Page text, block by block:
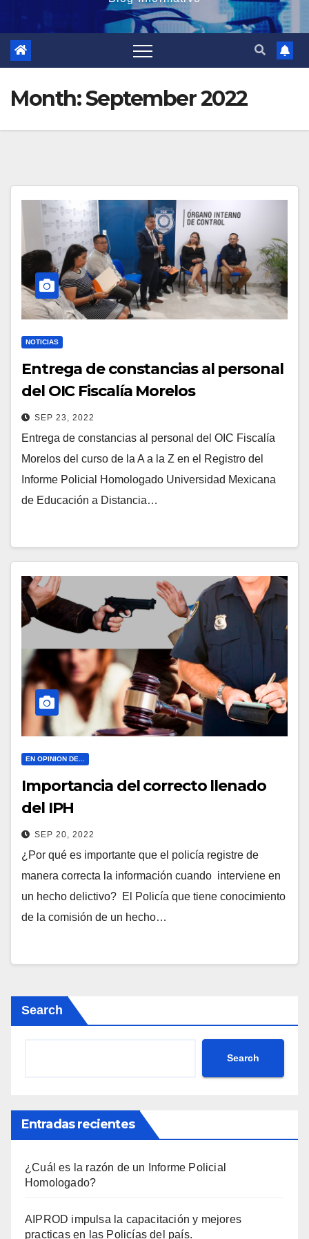
Month:September 2022
NOTICIAS
Entrega de constancias al personal
del OIC Fiscalía Morelos
SEP 23, 2022
Entrega de constancias al personal del OIC Fiscalía
Morelos del curso de la A a la Z en el Registro del
Informe Policial Homologado Universidad Mexicana
de Educación a Distancia…
EN OPINION DE...
Importancia del correcto llenado
del IPH
SEP 20, 2022
¿Por qué es importante que el policía registre de
manera correcta la información cuando interviene en
un hecho delictivo? El Policía que tiene conocimiento
de la comisión de un hecho…
Search
Search
Entradas recientes
¿Cuál es la razón de un Informe Policial
Homologado?
AIPROD impulsa la capacitación y mejores
practicas en las Policías del país.